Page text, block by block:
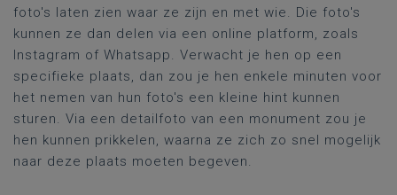
foto's laten zien waar ze zijn en met wie. Die foto's
kunnen ze dan delen via een online platform, zoals
Instagram of Whatsapp. Verwacht je hen op een
specifieke plaats, dan zou je hen enkele minuten voor
het nemen van hun foto's een kleine hint kunnen
sturen. Via een detailfoto van een monument zou je
hen kunnen prikkelen, waarna ze zich zo snel mogelijk
naar deze plaats moeten begeven.